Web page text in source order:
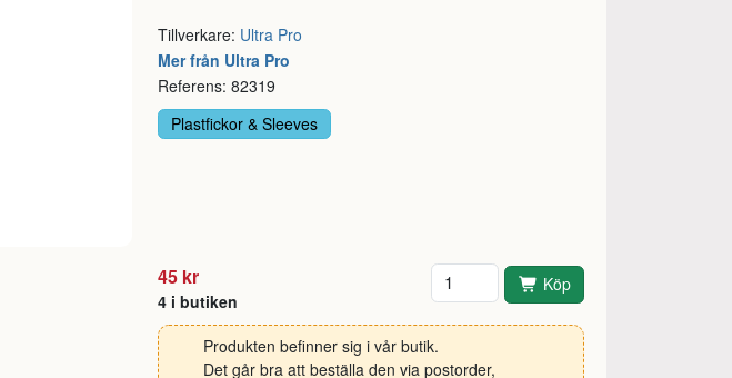
Tillverkare: Ultra Pro
Mer från Ultra Pro
Referens: 82319
Plastfickor & Sleeves
45 kr
4 i butiken
Antal Köp
Produkten befinner sig i vår butik.
Det går bra att beställa den via postorder,